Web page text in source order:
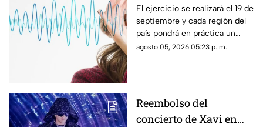
Simulacro Nacional
2026; esta será la HORA
EXACTA
El ejercicio se realizará el 19 de
septiembre y cada región del
país pondrá en práctica un
escenario distinto de
agosto 05, 2026 05:23 p. m.
Reembolso del
concierto de Xavi en